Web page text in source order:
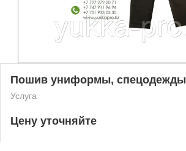
Пошив униформы, спецодежды
Услуга
Цену уточняйте